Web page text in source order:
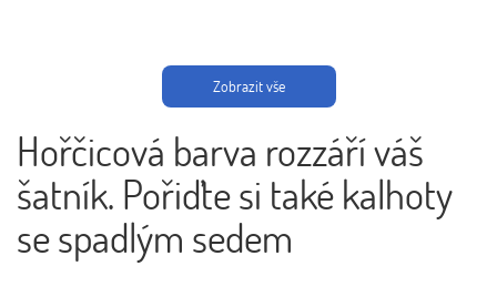
Zobrazit vše
Hořčicová barva rozzáří váš
šatník. Pořiďte si také kalhoty
se spadlým sedem